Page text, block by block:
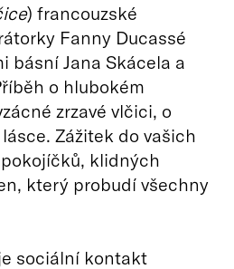
) francouzské
Fanny Ducassé
básní Jana Skácela a
o hlubokém
zrzavé vlčici, o
Zážitek do vašich
klidných
který probudí všechny
sociální kontakt